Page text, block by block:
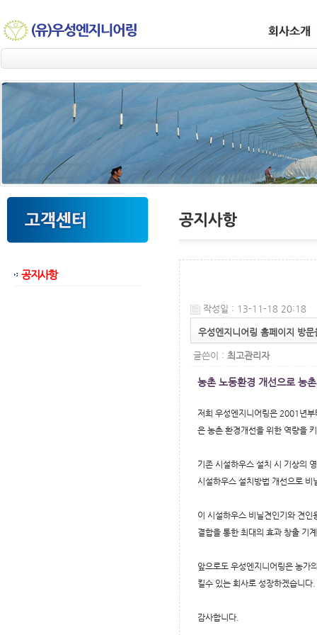
공지사항
작성일 : 13-11-18 20:18
우성엔지니어링 홈페이지 방
글쓴이 : 최고관리자
농촌 노동환경 개선으로 농
저희 우성엔지니어링은 2001년
은 농촌 환경개선을 위한 역량을
기존 시설하우스 설치 시 기상의
시설하우스 설치방법 개선으로
이 시설하우스 비닐견인기와 견
결합을 통한 최대의 효과 창출 기
앞으로도 우성엔지니어링은 농가
킬수 있는 회사로 성장하겠습니다.
감사합니다.